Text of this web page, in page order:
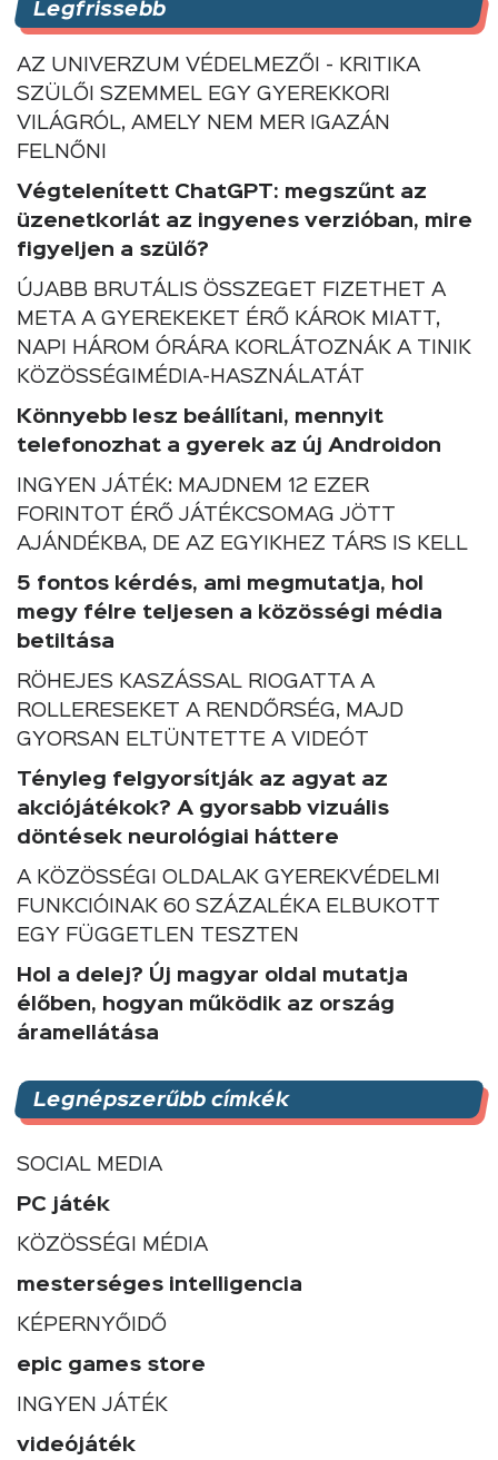
Legfrissebb
AZ UNIVERZUM VÉDELMEZŐI - KRITIKA
SZÜLŐI SZEMMEL EGY GYEREKKORI
VILÁGRÓL, AMELY NEM MER IGAZÁN
FELNŐNI
Végtelenített ChatGPT: megszűnt az
üzenetkorlát az ingyenes verzióban, mire
figyeljen a szülő?
ÚJABB BRUTÁLIS ÖSSZEGET FIZETHET A
META A GYEREKEKET ÉRŐ KÁROK MIATT,
NAPI HÁROM ÓRÁRA KORLÁTOZNÁK A TINIK
KÖZÖSSÉGIMÉDIA-HASZNÁLATÁT
Könnyebb lesz beállítani, mennyit
telefonozhat a gyerek az új Androidon
INGYEN JÁTÉK: MAJDNEM 12 EZER
FORINTOT ÉRŐ JÁTÉKCSOMAG JÖTT
AJÁNDÉKBA, DE AZ EGYIKHEZ TÁRS IS KELL
5 fontos kérdés, ami megmutatja, hol
megy félre teljesen a közösségi média
betiltása
RÖHEJES KASZÁSSAL RIOGATTA A
ROLLERESEKET A RENDŐRSÉG, MAJD
GYORSAN ELTÜNTETTE A VIDEÓT
Tényleg felgyorsítják az agyat az
akciójátékok? A gyorsabb vizuális
döntések neurológiai háttere
A KÖZÖSSÉGI OLDALAK GYEREKVÉDELMI
FUNKCIÓINAK 60 SZÁZALÉKA ELBUKOTT
EGY FÜGGETLEN TESZTEN
Hol a delej? Új magyar oldal mutatja
élőben, hogyan működik az ország
áramellátása
Legnépszerűbb címkék
SOCIAL MEDIA
PC játék
KÖZÖSSÉGI MÉDIA
mesterséges intelligencia
KÉPERNYŐIDŐ
epic games store
INGYEN JÁTÉK
videójáték